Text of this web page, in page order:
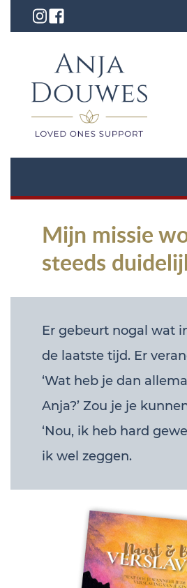
Mijn missie
steeds
Er gebeurt nogal wat
de laatste tijd. Er
‘Wat heb je dan
Anja?’ Zou je je
‘Nou, ik heb hard
ik wel zeggen.